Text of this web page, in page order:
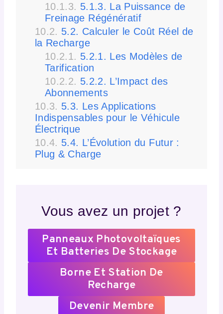
5.1.3. La Puissance de
Freinage Régénératif
5.2. Calculer le Coût Réel de
la Recharge
5.2.1. Les Modèles de
Tarification
5.2.2. L’Impact des
Abonnements
5.3. Les Applications
Indispensables pour le Véhicule
Électrique
5.4. L’Évolution du Futur :
Plug & Charge
Vous avez un projet ?
Panneaux Photovoltaïques
Et Batteries De Stockage
Borne Et Station De
Recharge
Devenir Membre